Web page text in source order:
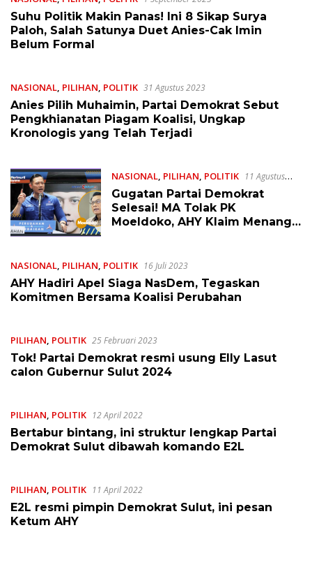
Suhu Politik Makin Panas! Ini 8 Sikap Surya
Paloh, Salah Satunya Duet Anies-Cak Imin
Belum Formal
NASIONAL, PILIHAN, POLITIK 31 Agustus 2023
Anies Pilih Muhaimin, Partai Demokrat Sebut
Pengkhianatan Piagam Koalisi, Ungkap
Kronologis yang Telah Terjadi
NASIONAL, PILIHAN, POLITIK
11 Agustus
2023
Gugatan Partai Demokrat
Selesai! MA Tolak PK
Moeldoko, AHY Klaim Menang
NASIONAL, PILIHAN, POLITIK 16 Juli 2023
AHY Hadiri Apel Siaga NasDem, Tegaskan
Komitmen Bersama Koalisi Perubahan
PILIHAN, POLITIK 25 Februari 2023
Tok! Partai Demokrat resmi usung Elly Lasut
calon Gubernur Sulut 2024
PILIHAN, POLITIK 12 April 2022
Bertabur bintang, ini struktur lengkap Partai
Demokrat Sulut dibawah komando E2L
PILIHAN, POLITIK 11 April 2022
E2L resmi pimpin Demokrat Sulut, ini pesan
Ketum AHY